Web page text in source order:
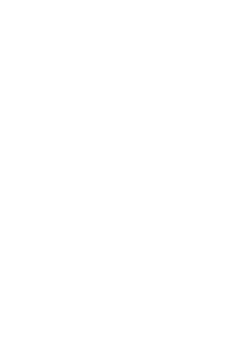
Augusto da Silva Campos, 1937 - ?